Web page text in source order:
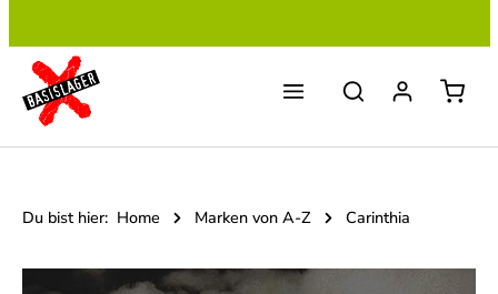
Du bist hier: Home Marken von A-Z Carinthia